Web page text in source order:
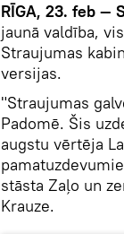
RĪGA, 23. feb —
jaunā valdība,
Straujumas
versijas.
"Straujumas
Padomē. Šis
augstu vērtēja
stāsta Zaļo un
Krauze.